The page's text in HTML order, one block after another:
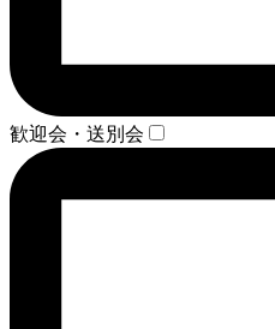
歓迎会・送別会